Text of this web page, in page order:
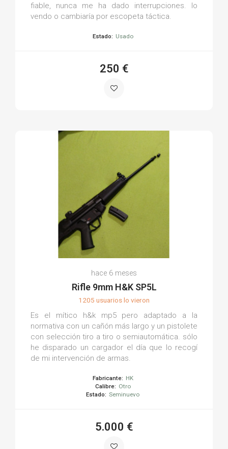
fiable, nunca me ha dado interrupciones. lo
vendo o cambiaría por escopeta táctica.
Estado: Usado
250 €
hace 6 meses
Rifle 9mm H&K SP5L
1205 usuarios lo vieron
Es el mítico h&k mp5 pero adaptado a la
normativa con un cañón más largo y un pistolete
con selección tiro a tiro o semiautomática. sólo
he disparado un cargador el día que lo recogí
de mi intervención de armas.
Fabricante: HK
Calibre: Otro
Estado: Seminuevo
5.000 €